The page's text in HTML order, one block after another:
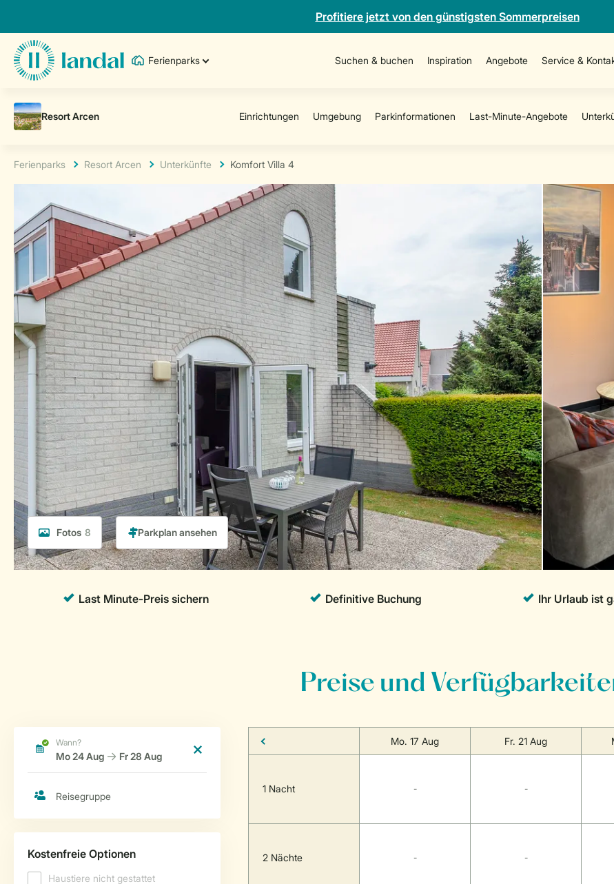
Profitiere jetzt von den günstigsten Sommerpreisen
Ferienparks Suchen & buchen Inspiration Angebote Service &
Ferienparks Resort Arcen Unterkünfte Komfort Villa 4
Fotos 8
Preise und
Mo. 17 Aug Fr. 21 Aug
1 Nacht - -
2 Nächte - -